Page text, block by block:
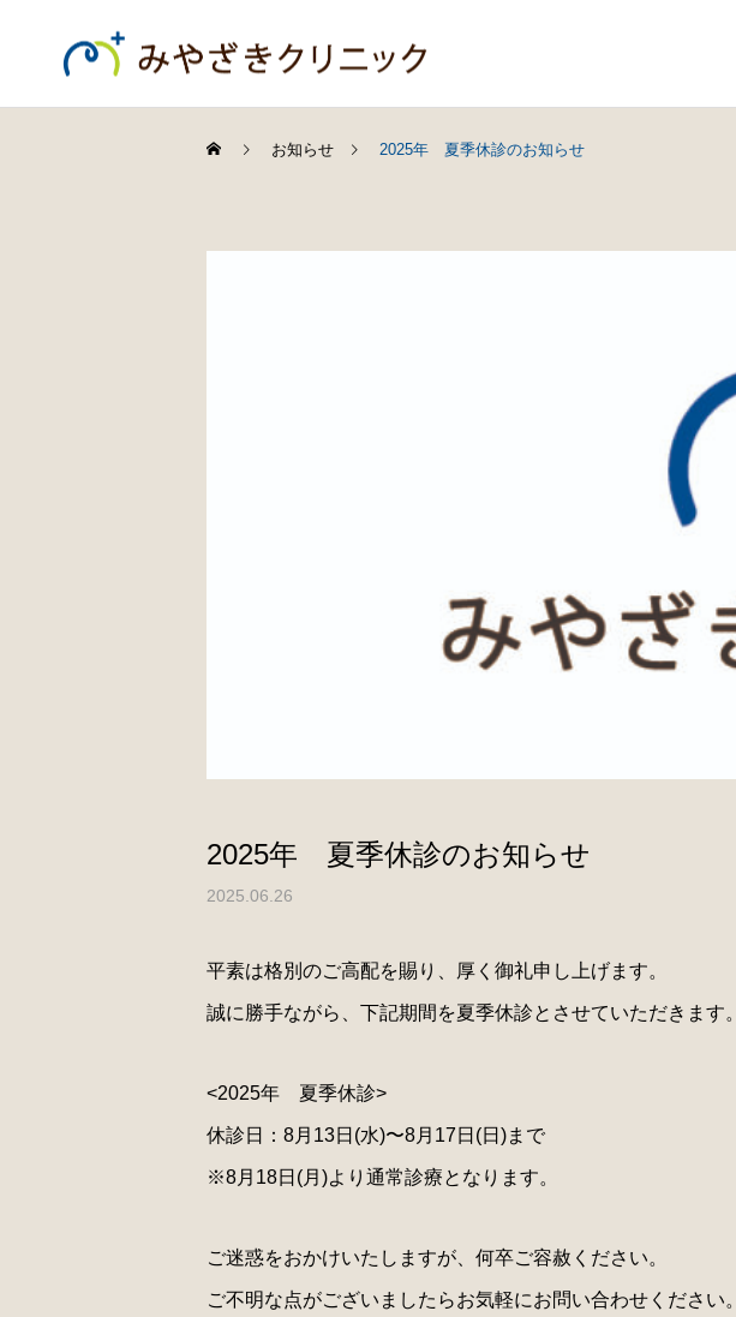
お知らせ 2025年 夏季休診のお知らせ
2025年 夏季休診のお知らせ
2025.06.26
平素は格別のご高配を賜り、厚く御礼申し上げます。
誠に勝手ながら、下記期間を夏季休診とさせていただきます。
<2025年 夏季休診>
休診日：8月13日(水)〜8月17日(日)まで
※8月18日(月)より通常診療となります。
ご迷惑をおかけいたしますが、何卒ご容赦ください。
ご不明な点がございましたらお気軽にお問い合わせください。